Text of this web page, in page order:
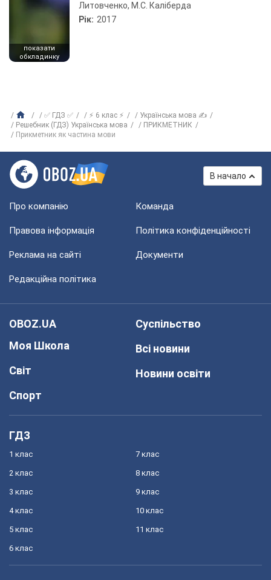
показати
обкладинку
Литовченко, М.С. Каліберда
Рік: 2017
✅ ГДЗ ✅ ⚡ 6 клас ⚡
Українська мова ✍
Решебник (ГДЗ) Українська мова
ПРИКМЕТНИК
Прикметник як частина мови
В начало
Про компанію Команда
Правова інформація Політика конфіденційності
Реклама на сайті Документи
Редакційна політика
OBOZ.UA
Моя Школа
Світ
Спорт
Суспільство
Всі новини
Новини освіти
ГДЗ
1 клас
2 клас
3 клас
4 клас
5 клас
6 клас
7 клас
8 клас
9 клас
10 клас
11 клас